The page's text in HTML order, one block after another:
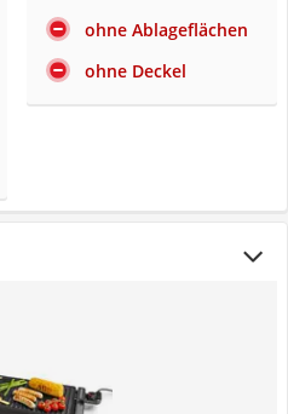
ohne Ablageflächen
ohne Deckel